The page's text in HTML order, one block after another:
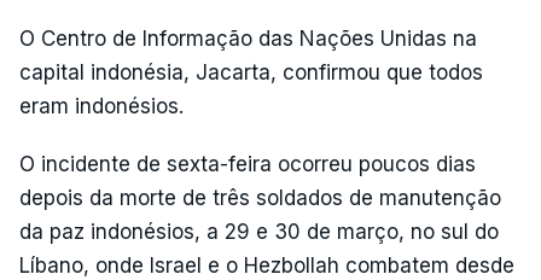
O Centro de Informação das Nações Unidas na
capital indonésia, Jacarta, confirmou que todos
eram indonésios.
O incidente de sexta-feira ocorreu poucos dias
depois da morte de três soldados de manutenção
da paz indonésios, a 29 e 30 de março, no sul do
Líbano, onde Israel e o Hezbollah combatem desde